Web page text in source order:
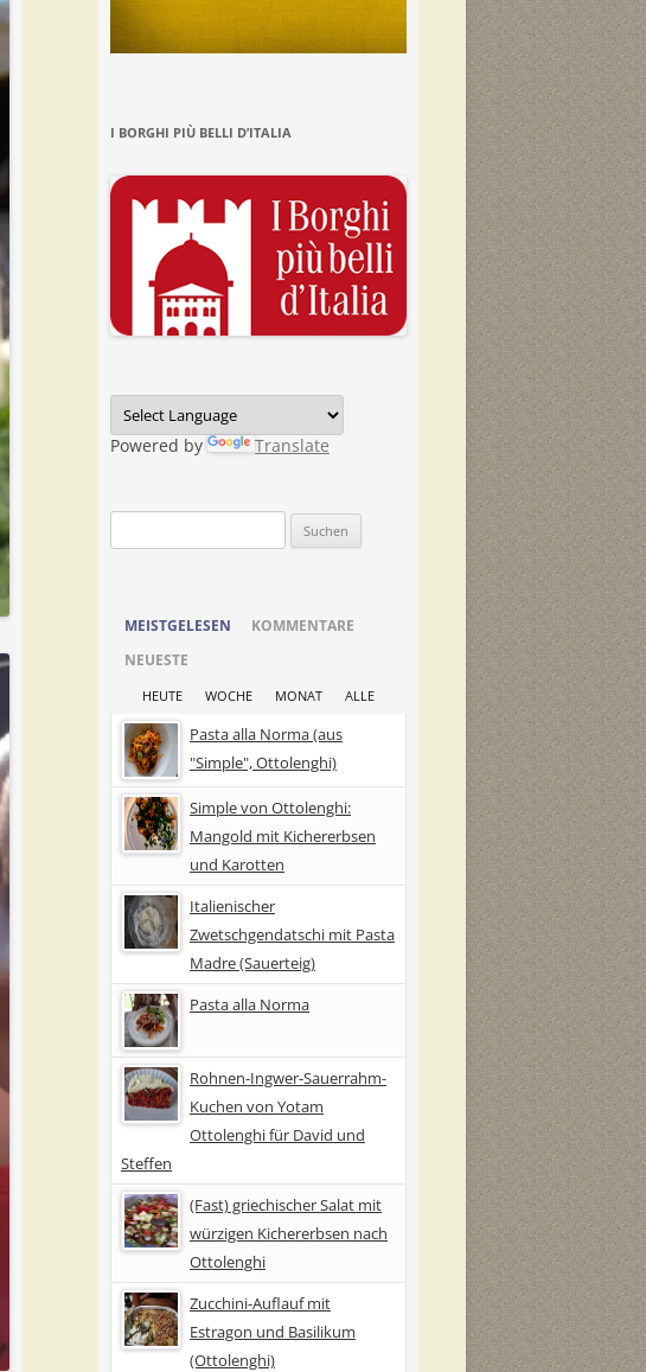
I BORGHI PIÙ BELLI D’ITALIA
Powered by Translate
nach:
MEISTGELESEN
KOMMENTARE
NEUESTE
HEUTE WOCHE MONAT ALLE
Pasta alla Norma (aus
"Simple", Ottolenghi)
Simple von Ottolenghi:
Mangold mit Kichererbsen
und Karotten
Italienischer
Zwetschgendatschi mit Pasta
Madre (Sauerteig)
Pasta alla Norma
Rohnen-Ingwer-Sauerrahm-
Kuchen von Yotam
Ottolenghi für David und
Steffen
(Fast) griechischer Salat mit
würzigen Kichererbsen nach
Ottolenghi
Zucchini-Auflauf mit
Estragon und Basilikum
(Ottolenghi)